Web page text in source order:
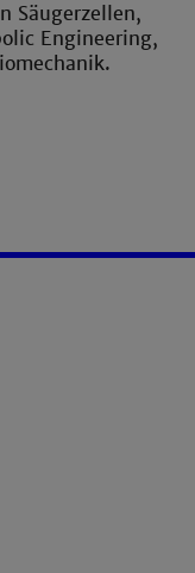
Säuger­zellen,
Engineering,